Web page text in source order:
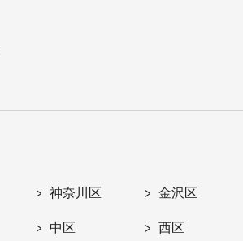
神奈川区 金沢区
中区 西区